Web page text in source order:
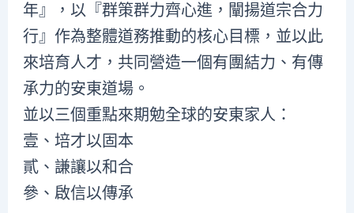
年』，以『群策群力齊心進，闡揚道宗合力
行』作為整體道務推動的核心目標，並以此
來培育人才，共同營造一個有團結力、有傳
承力的安東道場。
並以三個重點來期勉全球的安東家人：
壹、培才以固本
貳、謙讓以和合
參、啟信以傳承